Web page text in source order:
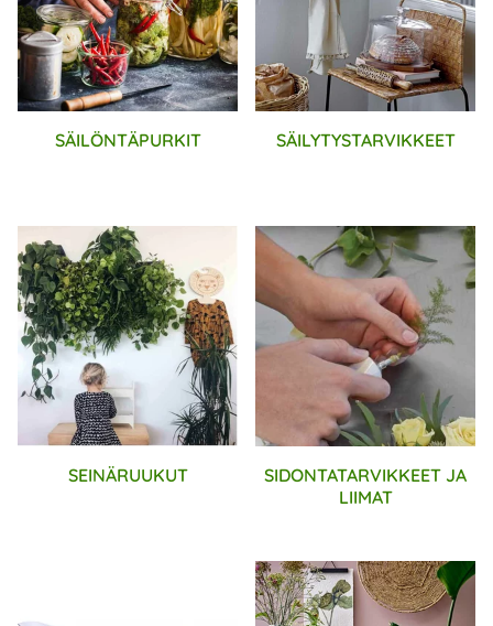
SÄILÖNTÄPURKIT SÄILYTYSTARVIKKEET
SEINÄRUUKUT
SIDONTATARVIKKEET JA
LIIMAT